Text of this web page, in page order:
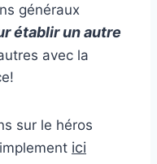
généraux
établir un autre
avec la
sur le héros
ici